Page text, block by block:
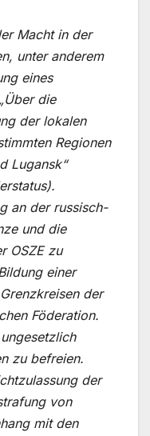
Macht in der
unter anderem
eines
die
der lokalen
Regionen
Lugansk“
an der russisch-
und die
OSZE zu
einer
der
Föderation.
zu befreien.
der
von
mit den